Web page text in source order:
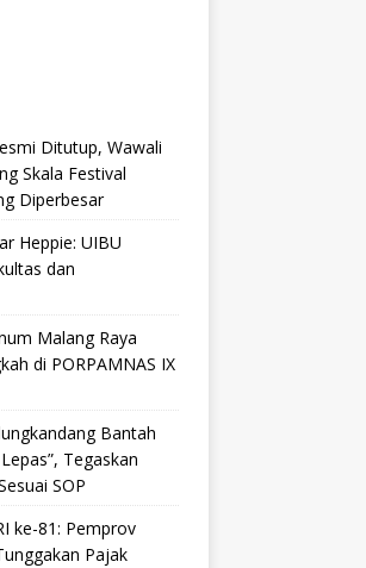
Ditutup, Wawali
Skala Festival
Diperbesar
Heppie: UIBU
dan
Malang Raya
di PORPAMNAS IX
Bantah
Tegaskan
SOP
ke-81: Pemprov
Pajak